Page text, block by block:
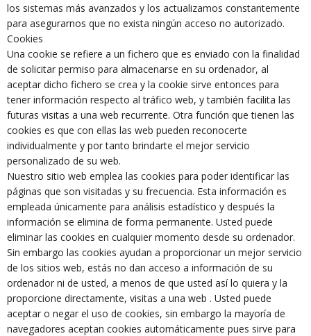
los sistemas más avanzados y los actualizamos constantemente
para asegurarnos que no exista ningún acceso no autorizado.
Cookies
Una cookie se refiere a un fichero que es enviado con la finalidad
de solicitar permiso para almacenarse en su ordenador, al
aceptar dicho fichero se crea y la cookie sirve entonces para
tener información respecto al tráfico web, y también facilita las
futuras visitas a una web recurrente. Otra función que tienen las
cookies es que con ellas las web pueden reconocerte
individualmente y por tanto brindarte el mejor servicio
personalizado de su web.
Nuestro sitio web emplea las cookies para poder identificar las
páginas que son visitadas y su frecuencia. Esta información es
empleada únicamente para análisis estadístico y después la
información se elimina de forma permanente. Usted puede
eliminar las cookies en cualquier momento desde su ordenador.
Sin embargo las cookies ayudan a proporcionar un mejor servicio
de los sitios web, estás no dan acceso a información de su
ordenador ni de usted, a menos de que usted así lo quiera y la
proporcione directamente, visitas a una web . Usted puede
aceptar o negar el uso de cookies, sin embargo la mayoría de
navegadores aceptan cookies automáticamente pues sirve para